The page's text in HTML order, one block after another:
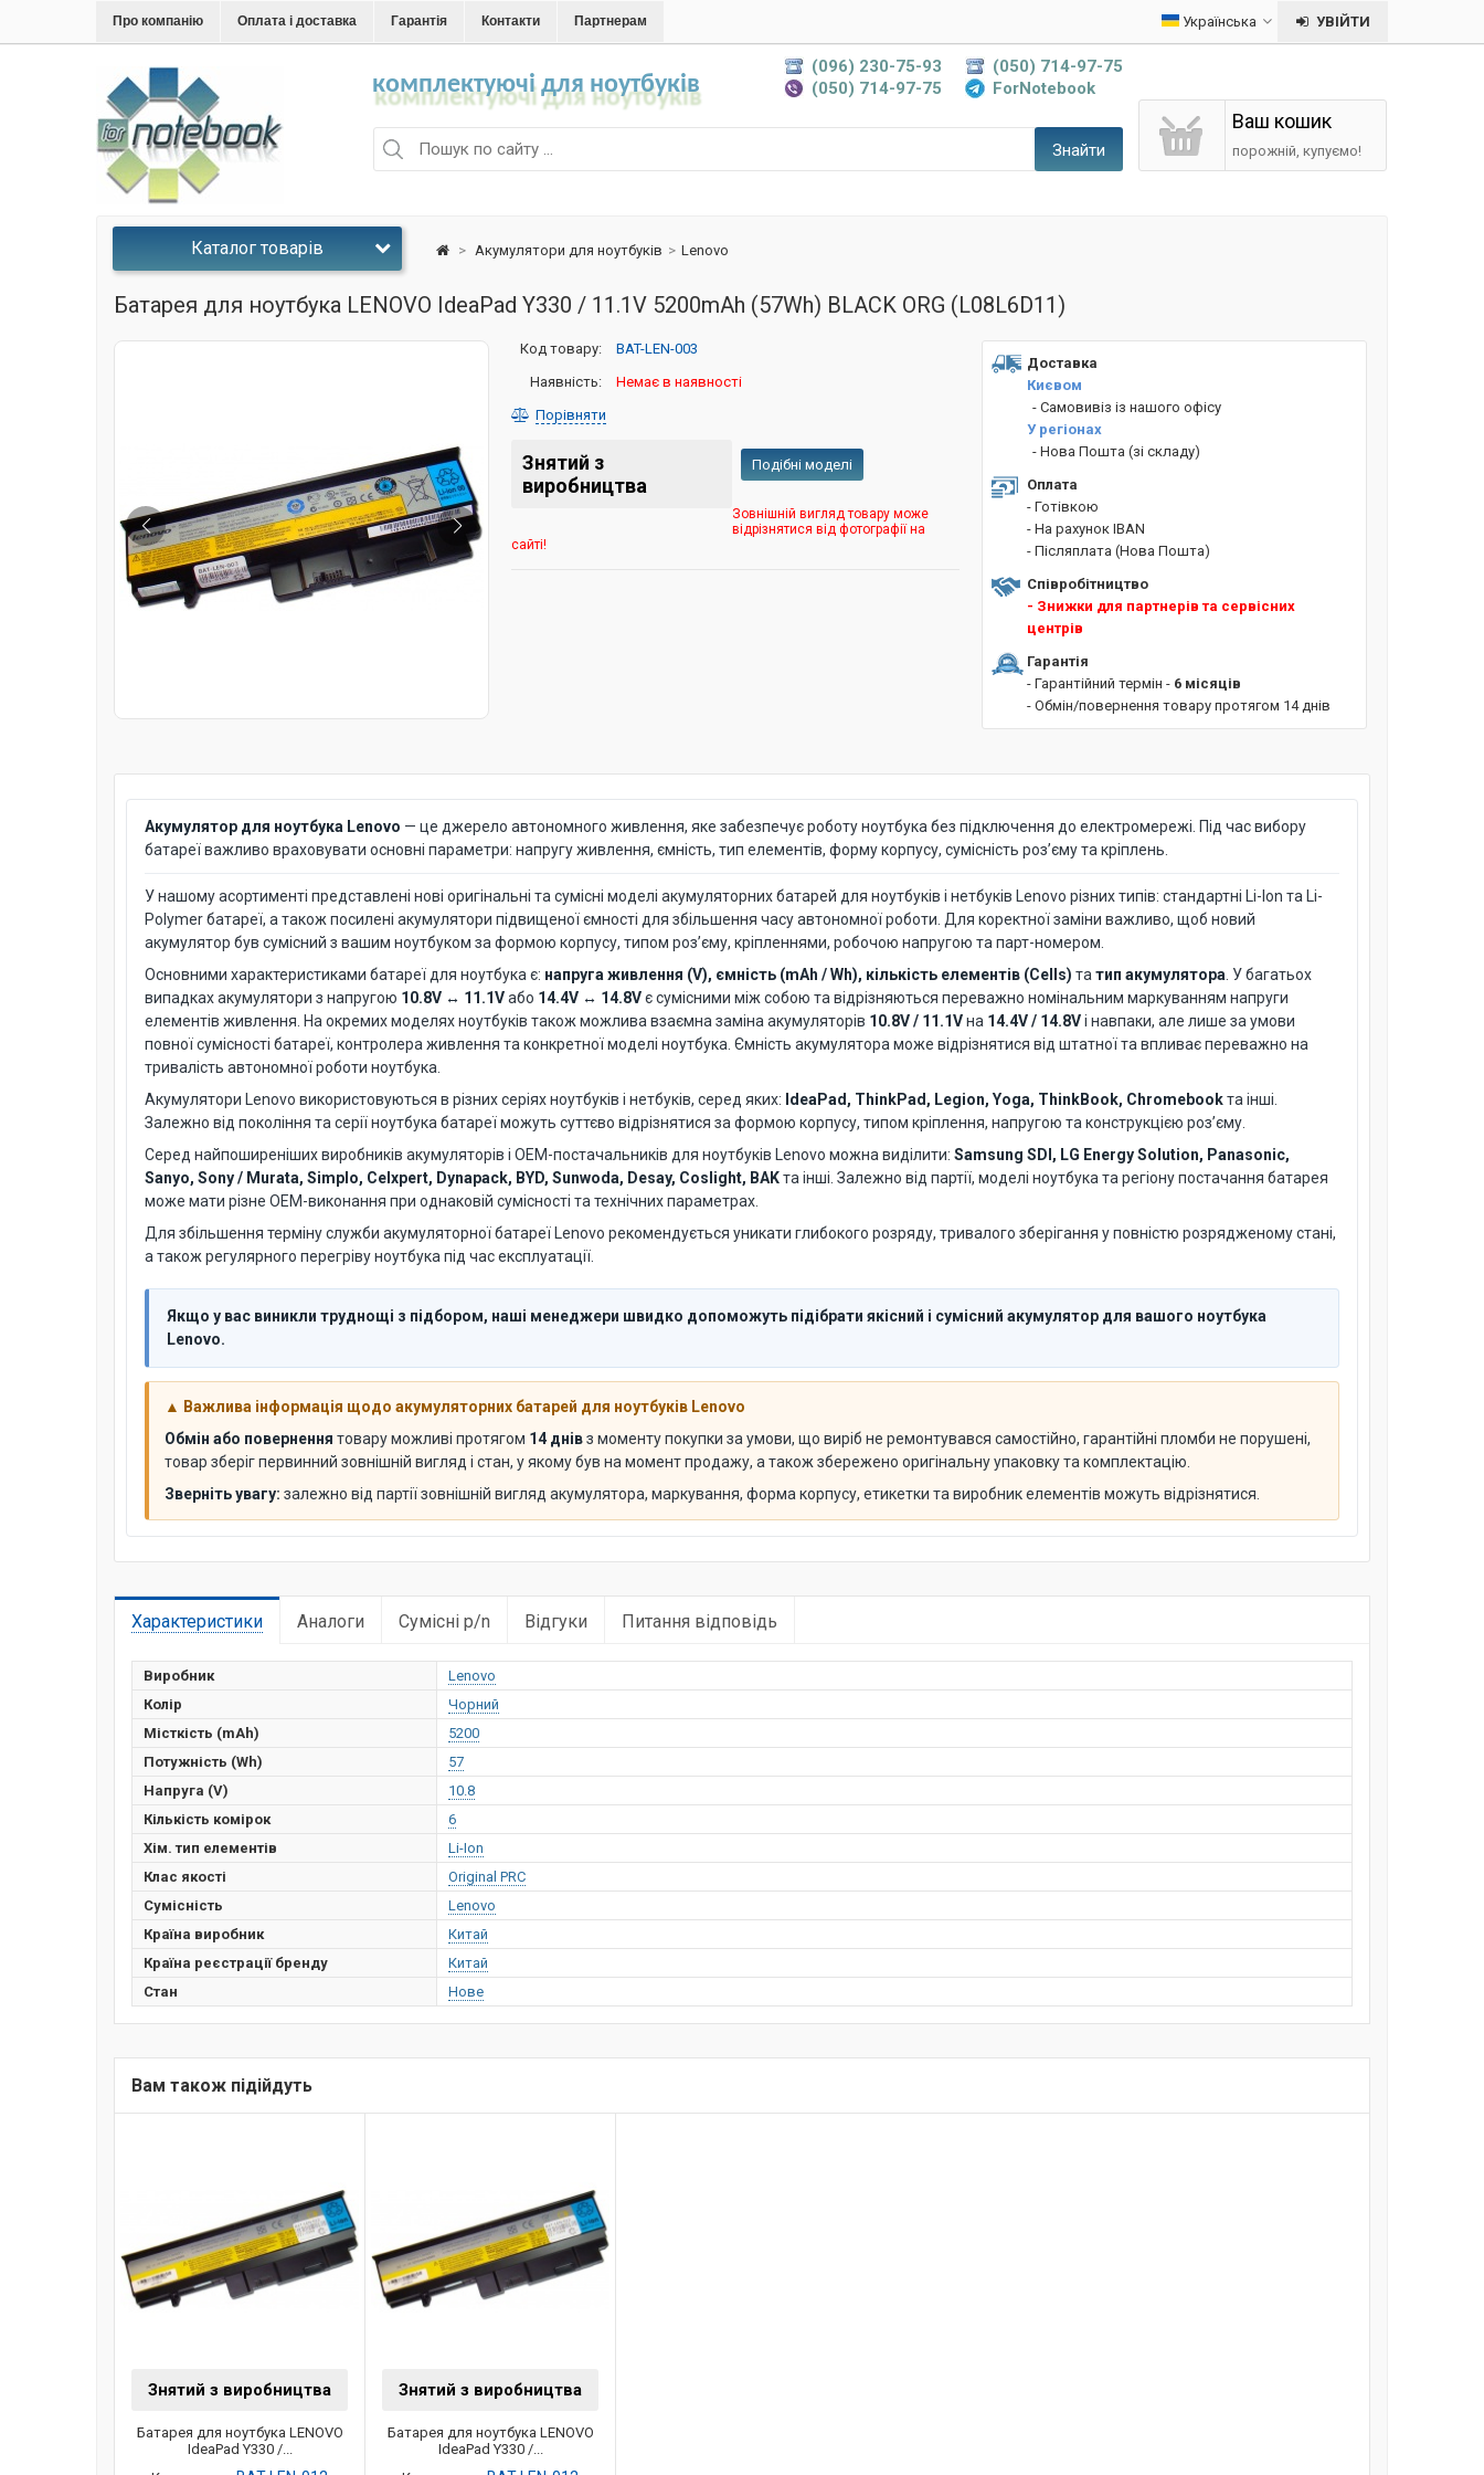
Про компанію Оплата і доставка Гарантія Контакти Партнерам Українська УВІЙТИ
Каталог товарів
Знайти
Ваш кошик
порожній, купуємо!
(096) 230-75-93
(050) 714-97-75
(050) 714-97-75
ForNotebook
комплектуючі для ноутбуків
> Акумулятори для ноутбуків > Lenovo
Батарея для ноутбука LENOVO IdeaPad Y330 / 11.1V 5200mAh (57Wh) BLACK ORG (L08L6D11)
Код товару:
BAT-LEN-003
Наявність:
Немає в наявності
Порівняти
Знятий з
виробництва
Подібні моделі
Зовнішній вигляд товару може
відрізнятися від фотографії на
сайті!
Доставка
Києвом
- Cамовивіз із нашого офісу
У регіонах
- Нова Пошта (зі складу)
Оплата
- Готівкою
- На рахунок IBAN
- Післяплата (Нова Пошта)
Співробітництво
- Знижки для партнерів та сервісних
центрів
Гарантія
- Гарантійний термін - 6 місяців
- Обмін/повернення товару протягом 14 днів
Акумулятор для ноутбука Lenovo — це джерело автономного живлення, яке забезпечує роботу ноутбука без підключення до електромережі. Під час вибору
батареї важливо враховувати основні параметри: напругу живлення, ємність, тип елементів, форму корпусу, сумісність роз’єму та кріплень.
У нашому асортименті представлені нові оригінальні та сумісні моделі акумуляторних батарей для ноутбуків і нетбуків Lenovo різних типів: стандартні Li-Ion та Li-
Polymer батареї, а також посилені акумулятори підвищеної ємності для збільшення часу автономної роботи. Для коректної заміни важливо, щоб новий
акумулятор був сумісний з вашим ноутбуком за формою корпусу, типом роз’єму, кріпленнями, робочою напругою та парт-номером.
Основними характеристиками батареї для ноутбука є: напруга живлення (V), ємність (mAh / Wh), кількість елементів (Cells) та тип акумулятора . У багатьох
випадках акумулятори з напругою 10.8V ↔ 11.1Vабо 14.4V ↔ 14.8Vє сумісними між собою та відрізняються переважно номінальним маркуванням напруги
елементів живлення. На окремих моделях ноутбуків також можлива взаємна заміна акумуляторів 10.8V / 11.1Vна 14.4V / 14.8Vі навпаки, але лише за умови
повної сумісності батареї, контролера живлення та конкретної моделі ноутбука. Ємність акумулятора може відрізнятися від штатної та впливає переважно на
тривалість автономної роботи ноутбука.
Акумулятори Lenovo використовуються в різних серіях ноутбуків і нетбуків, серед яких: IdeaPad, ThinkPad, Legion, Yoga, ThinkBook, Chromebookта інші.
Залежно від покоління та серії ноутбука батареї можуть суттєво відрізнятися за формою корпусу, типом кріплення, напругою та конструкцією роз’єму.
Серед найпоширеніших виробників акумуляторів і OEM-постачальників для ноутбуків Lenovo можна виділити: Samsung SDI, LG Energy Solution, Panasonic,
Sanyo, Sony / Murata, Simplo, Celxpert, Dynapack, BYD, Sunwoda, Desay, Coslight, BAKта інші. Залежно від партії, моделі ноутбука та регіону постачання батарея
може мати різне OEM-виконання при однаковій сумісності та технічних параметрах.
Для збільшення терміну служби акумуляторної батареї Lenovo рекомендується уникати глибокого розряду, тривалого зберігання у повністю розрядженому стані,
а також регулярного перегріву ноутбука під час експлуатації.
Якщо у вас виникли труднощі з підбором, наші менеджери швидко допоможуть підібрати якісний і сумісний акумулятор для вашого ноутбука
Lenovo.
▲ Важлива інформація щодо акумуляторних батарей для ноутбуків Lenovo
Обмін або повернення товару можливі протягом 14 днівз моменту покупки за умови, що виріб не ремонтувався самостійно, гарантійні пломби не порушені,
товар зберіг первинний зовнішній вигляд і стан, у якому був на момент продажу, а також збережено оригінальну упаковку та комплектацію.
Зверніть увагу: залежно від партії зовнішній вигляд акумулятора, маркування, форма корпусу, етикетки та виробник елементів можуть відрізнятися.
Характеристики Аналоги Сумісні p/n Відгуки Питання відповідь
Виробник
Lenovo
Колір
Чорний
Місткість (mAh)
5200
Потужність (Wh)
57
Напруга (V)
10.8
Кількість комірок
6
Хім. тип елементів
Li-Ion
Клас якості
Original PRC
Сумісність
Lenovo
Країна виробник
Китай
Країна реєстрації бренду
Китай
Стан
Нове
Вам також підійдуть
Знятий з виробництва
Батарея для ноутбука LENOVO
IdeaPad Y330 /...
Знятий з виробництва
Батарея для ноутбука LENOVO
IdeaPad Y330 /...